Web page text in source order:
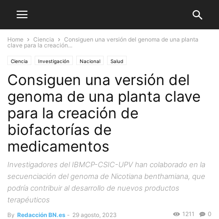
Home Ciencia
Consiguen una versión del genoma de una planta
clave para la creación...
Ciencia Investigación Nacional Salud
Consiguen una versión del
genoma de una planta clave
para la creación de
biofactorías de
medicamentos
Investigadores del IBMCP-CSIC-UPV han colaborado en la
secuenciación del genoma de Nicotiana benthamiana, que
podría contribuir al desarrollo de nuevos productos
terapéuticos
By Redacción BN.es - 29 agosto, 2023 0
1211